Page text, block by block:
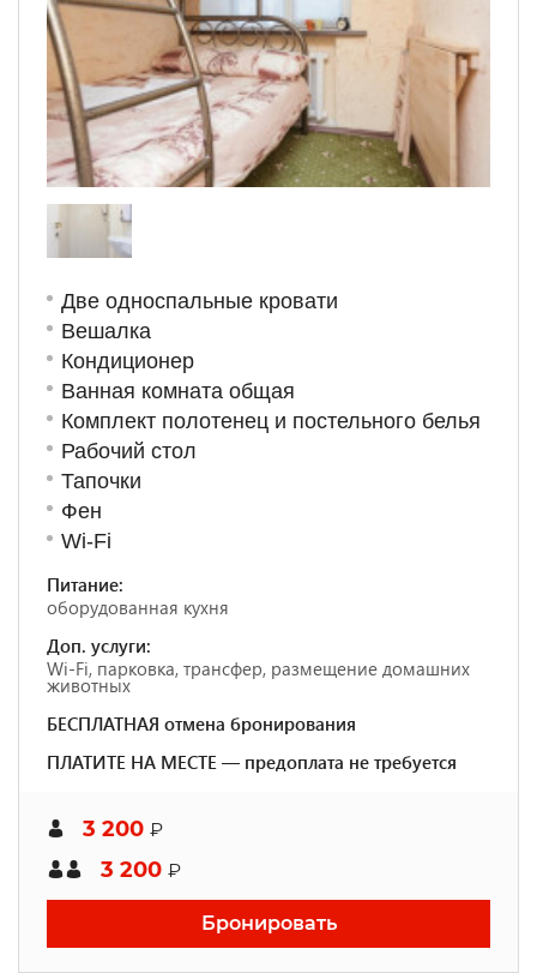
Две односпальные кровати
Вешалка
Кондиционер
Ванная комната общая
Комплект полотенец и постельного белья
Рабочий стол
Тапочки
Фен
Wi-Fi
Питание:
оборудованная кухня
Доп. услуги:
Wi-Fi, парковка, трансфер, размещение домашних
животных
БЕСПЛАТНАЯ отмена бронирования
ПЛАТИТЕ НА МЕСТЕ — предоплата не требуется
3 200 ₽
3 200 ₽
Бронировать